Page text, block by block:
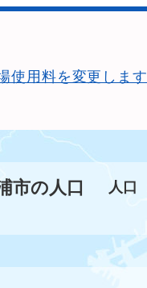
使用料を変更します
市の人口 人口